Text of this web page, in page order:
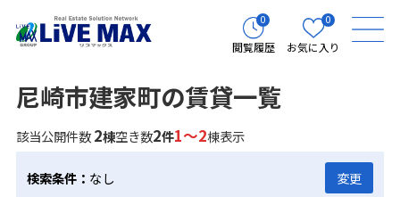
0
閲覧履歴
0
お気に入り
尼崎市建家町の賃貸一覧
該当公開件数2棟空き数2件1～2棟表示
検索条件： なし 変更